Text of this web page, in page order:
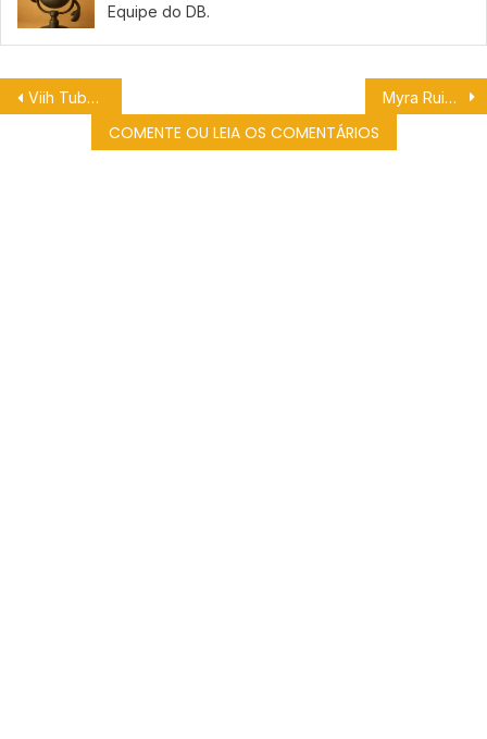
Equipe do DB.
Viih Tube dá voz à loba Gracie e estreia na dublagem com Zoopocalipse Myra Ruiz assiste ao trailer dublado de Wicked: Parte 2 ao lado do público
COMENTE OU LEIA OS COMENTÁRIOS